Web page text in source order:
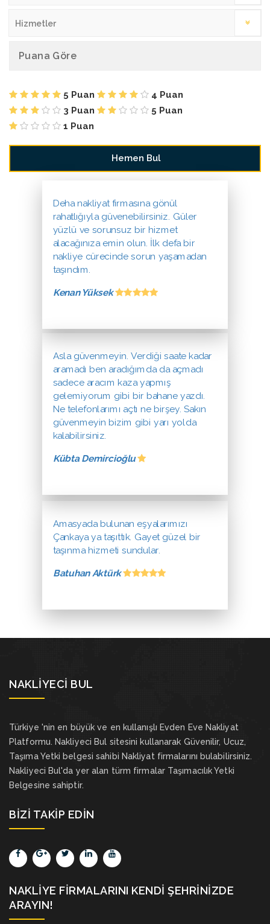
Hizmetler
Puana Göre
5 Puan
4 Puan
3 Puan
5 Puan
1 Puan
Deha nakliyat firmasına gönül
rahatlığıyla güvenebilirsiniz. Güler
yüzlü ve sorunsuz bir hizmet
alacağınıza emin olun. İlk defa bir
nakliye cürecinde sorun yaşamadan
taşındım.
Kenan Yüksek
Asla güvenmeyin. Verdiği saate kadar
aramadı ben aradığımda da açmadı
sadece aracım kaza yapmış
gelemiyorum gibi bir bahane yazdı.
Ne telefonlarımı açtı ne birşey. Sakın
güvenmeyin bizim gibi yarı yolda
kalabilirsiniz.
Kübta Demircioğlu
Amasyada bulunan eşyalarımızı
Çankaya ya taşıttık. Gayet güzel bir
taşınma hizmeti sundular.
Batuhan Aktürk
NAKLIYECI BUL
Türkiye 'nin en büyük ve en kullanışlı Evden Eve Nakliyat
Platformu. Nakliyeci Bul sitesini kullanarak Güvenilir, Ucuz,
Taşıma Yetki belgesi sahibi Nakliyat firmalarını bulabilirsiniz.
Nakliyeci Bul'da yer alan türm firmalar Taşımacılık Yetki
Belgesine sahiptir.
BIZI TAKIP EDIN
NAKLIYE FIRMALARINI KENDI ŞEHRINIZDE
ARAYIN!